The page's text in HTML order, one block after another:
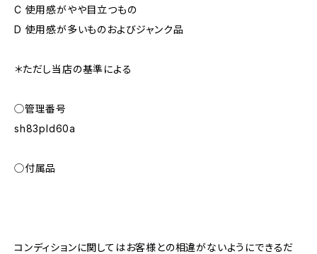
C 使用感がやや目立つもの
D 使用感が多いものおよびジャンク品
＊ただし当店の基準による
◯管理番号
sh83pld60a
◯付属品
コンディションに関してはお客様との相違がないようにできるだ